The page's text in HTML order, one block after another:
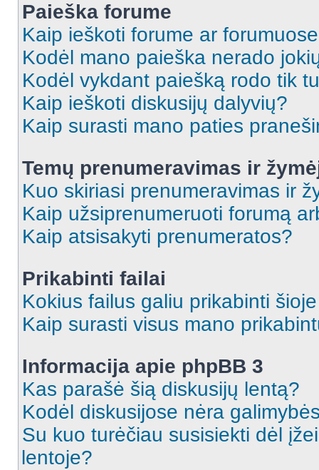
Paieška forume
Kaip ieškoti forume ar
Kodėl mano paieška nerado
Kodėl vykdant paiešką rodo tik
Kaip ieškoti diskusijų dalyvių?
Kaip surasti mano paties
Temų prenumeravimas ir
Kuo skiriasi prenumeravimas ir
Kaip užsiprenumeruoti forumą
Kaip atsisakyti prenumeratos?
Prikabinti failai
Kokius failus galiu prikabinti
Kaip surasti visus mano
Informacija apie phpBB 3
Kas parašė šią diskusijų lentą?
Kodėl diskusijose nėra
Su kuo turėčiau susisiekti dėl
lentoje?